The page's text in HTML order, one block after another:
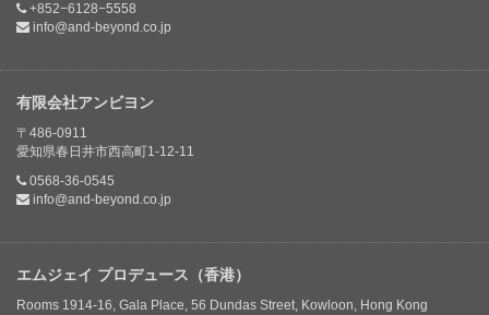
+852−6128−5558
info@and-beyond.co.jp
有限会社アンビヨン
〒486-0911
愛知県春日井市西高町1-12-11
0568-36-0545
info@and-beyond.co.jp
エムジェイ プロデュース（香港）
Rooms 1914-16, Gala Place, 56 Dundas Street, Kowloon, Hong Kong